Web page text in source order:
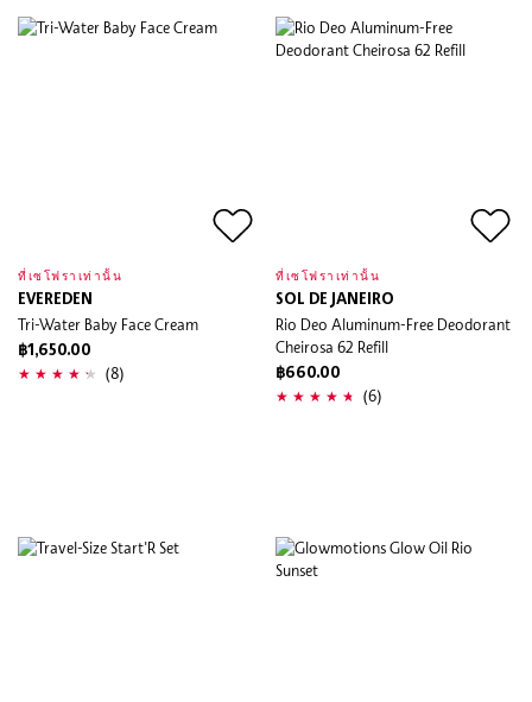
ที่เซโฟราเท่านั้น
EVEREDEN
Tri-Water Baby Face Cream
฿1,650.00
(8)
ที่เซโฟราเท่านั้น
SOL DE JANEIRO
Rio Deo Aluminum-Free Deodorant
Cheirosa 62 Refill
฿660.00
(6)